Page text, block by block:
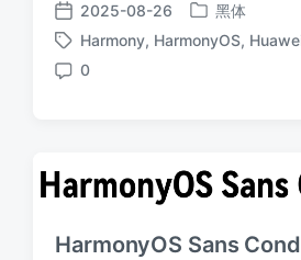
发
布
日
2025-08-26
发
布
黑体
标
签
Harmony, HarmonyOS,
评
0
HarmonyOS Sans